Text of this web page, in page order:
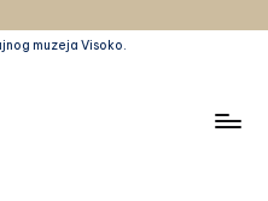
muzeja Visoko.